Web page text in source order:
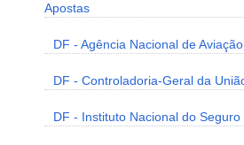
Apostas
DF - Agência Nacional de
DF - Controladoria-Geral da
DF - Instituto Nacional do Seguro